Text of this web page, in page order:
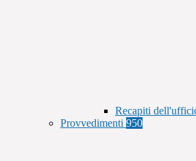
Recapiti
Provvedimenti 950